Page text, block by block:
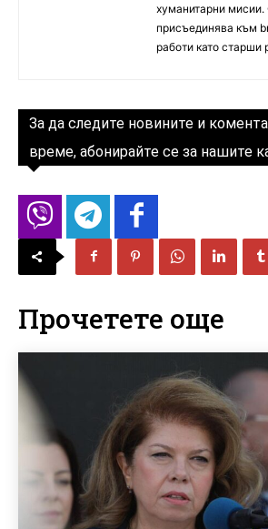
хуманитарни
присъединява към
работи като старши
За да следите новините и
време, абонирайте се за нашите
Прочетете още